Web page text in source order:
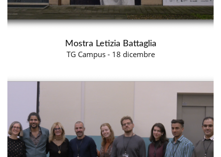
Mostra Letizia Battaglia
TG Campus - 18 dicembre